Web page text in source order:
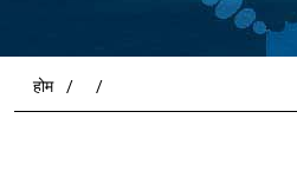
होम